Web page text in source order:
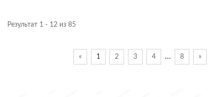
Результат 1 - 12 из 85
« 1 2 3 4 … 8 »